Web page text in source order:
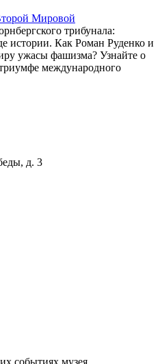
Мировой
трибунала:
истории. Как Роман Руденко и
ужасы фашизма? Узнайте о
международного
д. 3
событиях музея